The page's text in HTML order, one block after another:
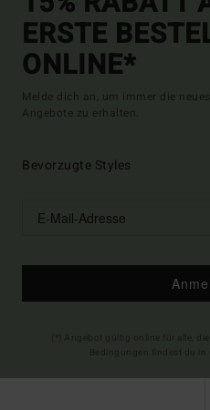
ERSTE
ONLINE*
Melde dich an, um immer die
Angebote zu erhalten.
Bevorzugte Styles